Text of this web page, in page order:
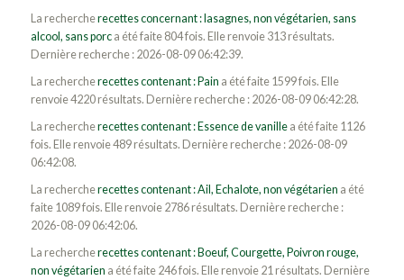
La rechercherecettes concernant : lasagnes, non végétarien, sans
alcool, sans porca été faite 804 fois. Elle renvoie 313 résultats.
Dernière recherche : 2026-08-09 06:42:39.
La rechercherecettes contenant : Pain a été faite 1599 fois. Elle
renvoie 4220 résultats. Dernière recherche : 2026-08-09 06:42:28.
La rechercherecettes contenant : Essence de vanillea été faite 1126
fois. Elle renvoie 489 résultats. Dernière recherche : 2026-08-09
06:42:08.
La rechercherecettes contenant : Ail, Echalote, non végétarien a été
faite 1089 fois. Elle renvoie 2786 résultats. Dernière recherche :
2026-08-09 06:42:06.
La rechercherecettes contenant : Boeuf, Courgette, Poivron rouge,
non végétarien a été faite 246 fois. Elle renvoie 21 résultats. Dernière